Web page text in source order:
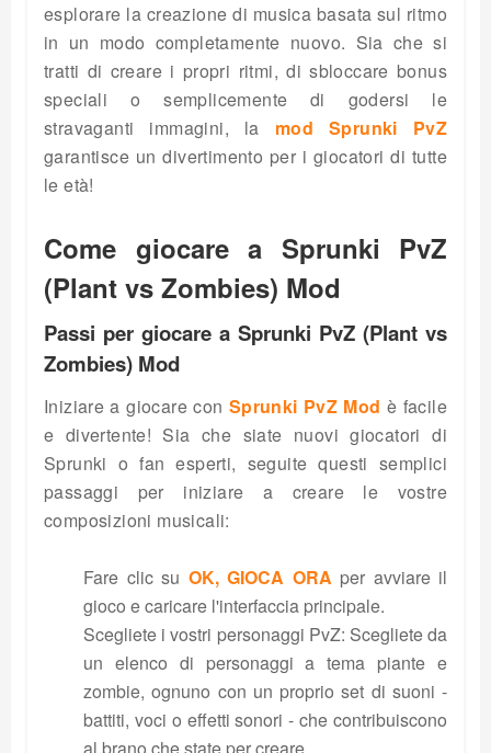
esplorare la creazione di musica basata sul ritmo
in un modo completamente nuovo. Sia che si
tratti di creare i propri ritmi, di sbloccare bonus
speciali o semplicemente di godersi le
stravaganti immagini, la mod Sprunki PvZ
garantisce un divertimento per i giocatori di tutte
le età!
Come giocare a Sprunki PvZ
(Plant vs Zombies) Mod
Passi per giocare a Sprunki PvZ (Plant vs
Zombies) Mod
Iniziare a giocare con Sprunki PvZ Mod è facile
e divertente! Sia che siate nuovi giocatori di
Sprunki o fan esperti, seguite questi semplici
passaggi per iniziare a creare le vostre
composizioni musicali:
Fare clic su OK, GIOCA ORA per avviare il
gioco e caricare l'interfaccia principale.
Scegliete i vostri personaggi PvZ: Scegliete da
un elenco di personaggi a tema piante e
zombie, ognuno con un proprio set di suoni -
battiti, voci o effetti sonori - che contribuiscono